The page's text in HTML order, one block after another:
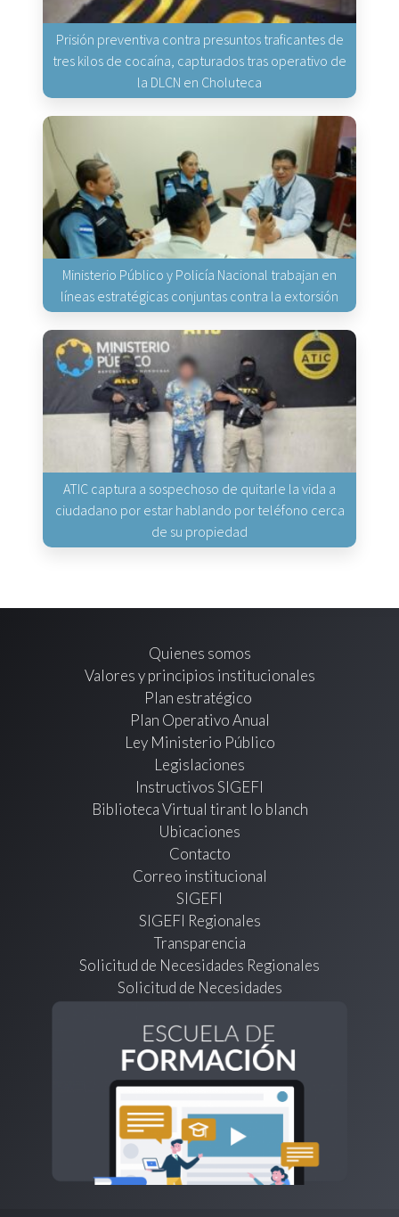
Prisión preventiva contra presuntos traficantes de
tres kilos de cocaína, capturados tras operativo de
la DLCN en Choluteca
Ministerio Público y Policía Nacional trabajan en
líneas estratégicas conjuntas contra la extorsión
ATIC captura a sospechoso de quitarle la vida a
ciudadano por estar hablando por teléfono cerca
de su propiedad
Quienes somos
Valores y principios institucionales
Plan estratégico
Plan Operativo Anual
Ley Ministerio Público
Legislaciones
Instructivos SIGEFI
Biblioteca Virtual tirant lo blanch
Ubicaciones
Contacto
Correo institucional
SIGEFI
SIGEFI Regionales
Transparencia
Solicitud de Necesidades Regionales
Solicitud de Necesidades